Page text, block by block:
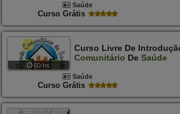
Saúde
Curso Grátis
60 hs
Curso Livre De
Comunitário De Saúde
Saúde
Curso Grátis